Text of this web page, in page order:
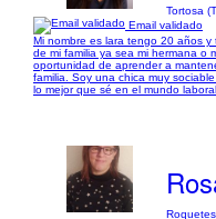
Tortosa
Email validado
Mi nombre es lara tengo 20 años
de mi familia ya sea mi hermana o
oportunidad de aprender a
familia. Soy una chica muy
lo mejor que sé en el mundo laboral.